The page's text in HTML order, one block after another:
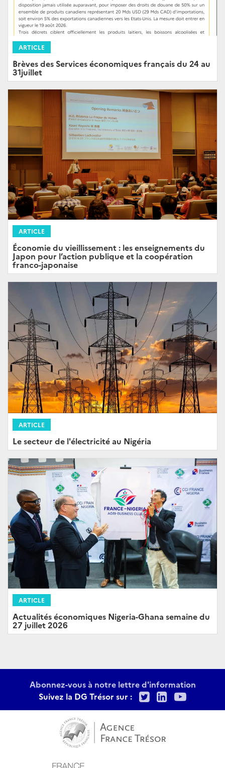
ARTICLE
Brèves des Services économiques français du 24 au
31juillet
ARTICLE
Économie du vieillissement : les enseignements du
Japon pour l’action publique et la coopération
franco-japonaise
ARTICLE
Le secteur de l'électricité au Nigéria
ARTICLE
Actualités économiques Nigeria-Ghana semaine du
27 juillet 2026
Abonnez-vous à notre lettre d'information
Suivez la DG Trésor sur :
TwitterLinkedIn